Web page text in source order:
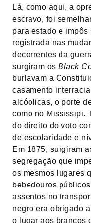
Lá, como aqui, a
escravo, foi
para estado e
registrada nas
decorrentes da
surgiram os Black
burlavam a
casamento
alcóolicas, o porte
como no Mississipi.
do direito do voto
de escolaridade e
Em 1875, surgiram
segregação que
os mesmos lugares
bebedouros
assentos no
negro era obrigado
o lugar aos brancos